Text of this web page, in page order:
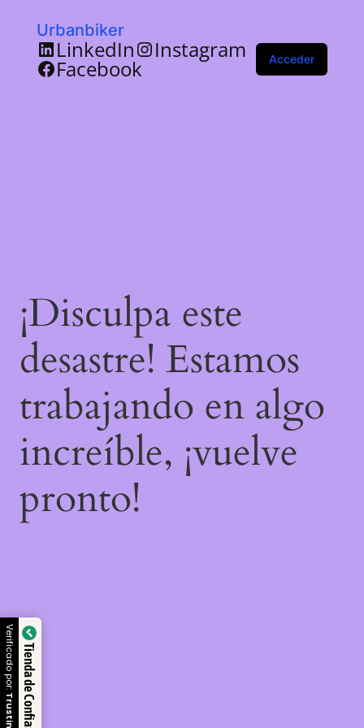
Urbanbiker
LinkedIn Instagram
Facebook Acceder
¡Disculpa este
desastre! Estamos
trabajando en algo
increíble, ¡vuelve
pronto!
Tienda de Confianza
Verificado por: